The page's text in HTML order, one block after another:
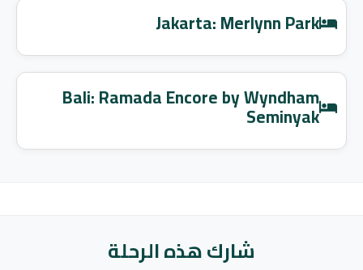
Jakarta: Merlynn Park
Bali: Ramada Encore by Wyndham
Seminyak
شارك هذه الرحلة